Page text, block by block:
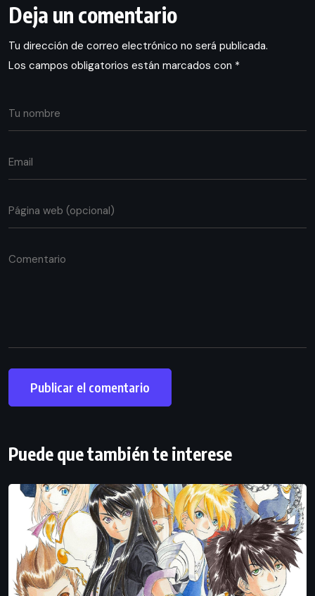
Deja un comentario
Tu dirección de correo electrónico no será publicada.
Los campos obligatorios están marcados con *
Puede que también te interese